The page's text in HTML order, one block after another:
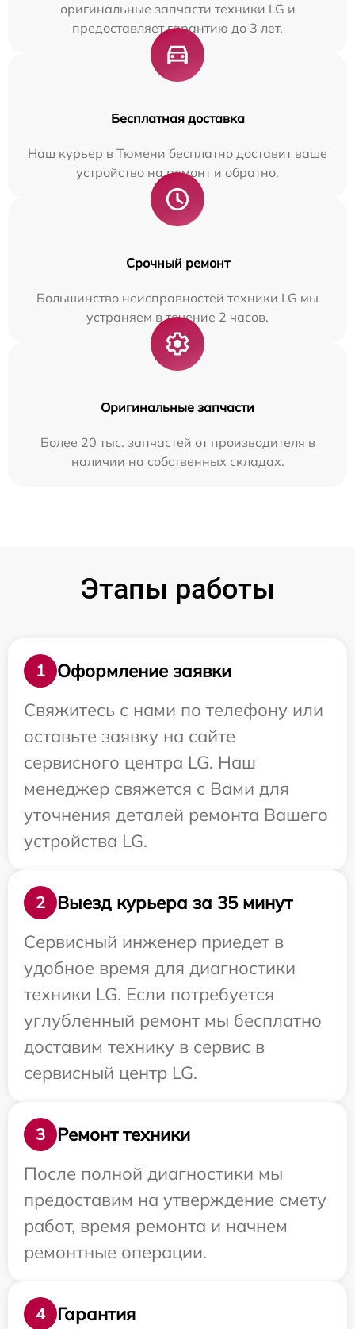
оригинальные запчасти техники LG и
предоставляет гарантию до 3 лет.
Бесплатная доставка
Наш курьер в Тюмени бесплатно доставит ваше
устройство на ремонт и обратно.
Срочный ремонт
Большинство неисправностей техники LG мы
устраняем в течение 2 часов.
Оригинальные запчасти
Более 20 тыс. запчастей от производителя в
наличии на собственных складах.
Этапы работы
1
Оформление заявки
Свяжитесь с нами по телефону или
оставьте заявку на сайте
сервисного центра LG. Наш
менеджер свяжется с Вами для
уточнения деталей ремонта Вашего
устройства LG.
2
Выезд курьера за 35 минут
Сервисный инженер приедет в
удобное время для диагностики
техники LG. Если потребуется
углубленный ремонт мы бесплатно
доставим технику в сервис в
сервисный центр LG.
3
Ремонт техники
После полной диагностики мы
предоставим на утверждение смету
работ, время ремонта и начнем
ремонтные операции.
4 Гарантия